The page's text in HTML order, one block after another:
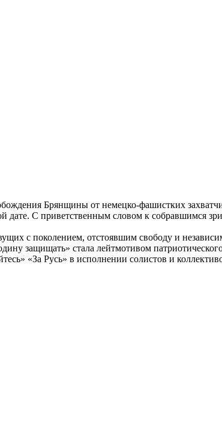
Брянщины от немецко-фашистких
С приветственным словом к собравшимся
с поколением, отстоявшим свободу и
защищать» стала лейтмотивом
«За Русь» в исполнении солистов и